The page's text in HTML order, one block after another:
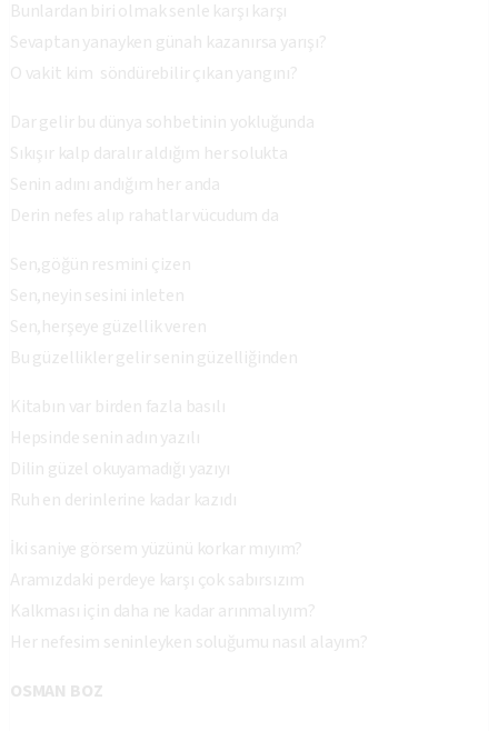
Bunlardan biri olmak senle karşı karşı
Sevaptan yanayken günah kazanırsa yarışı?
O vakit kim söndürebilir çıkan yangını?
Dar gelir bu dünya sohbetinin yokluğunda
Sıkışır kalp daralır aldığım her solukta
Senin adını andığım her anda
Derin nefes alıp rahatlar vücudum da
Sen,göğün resmini çizen
Sen,neyin sesini inleten
Sen,herşeye güzellik veren
Bu güzellikler gelir senin güzelliğinden
Kitabın var birden fazla basılı
Hepsinde senin adın yazılı
Dilin güzel okuyamadığı yazıyı
Ruh en derinlerine kadar kazıdı
İki saniye görsem yüzünü korkar mıyım?
Aramızdaki perdeye karşı çok sabırsızım
Kalkması için daha ne kadar arınmalıyım?
Her nefesim seninleyken soluğumu nasıl alayım?
OSMAN BOZ